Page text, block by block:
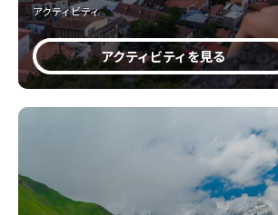
アクティビティ
アクティビティを見る